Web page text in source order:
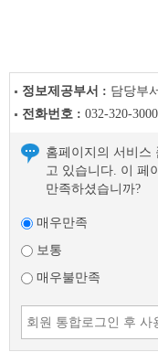
정보제공부서 : 담당부서
전화번호 : 032-320-3000
홈페이지의 서비스
고 있습니다. 이 페
만족하셨습니까?
매우만족
보통
매우불만족